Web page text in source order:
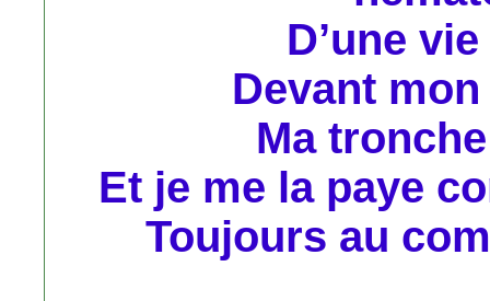
D’une
Devant
Ma
Et je me la paye
Toujours au